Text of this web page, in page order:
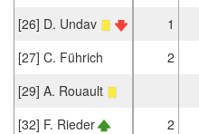
[26] D. Undav
1
[27] C. Führich
2
[29] A. Rouault
[32] F. Rieder
2